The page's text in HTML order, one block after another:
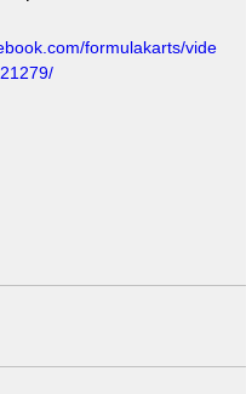
formulakarts/vide